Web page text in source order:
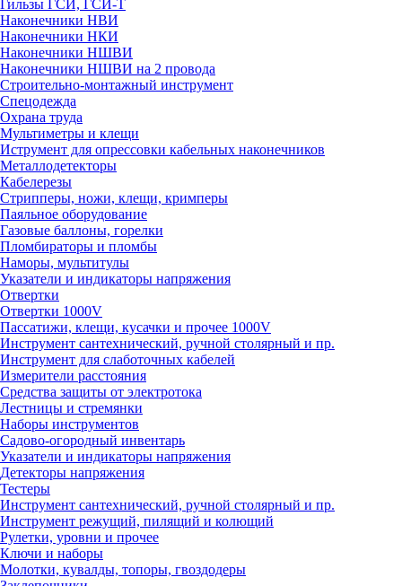
Гильзы ГСИ, ГСИ-Т
Наконечники НВИ
Наконечники НКИ
Наконечники НШВИ
Наконечники НШВИ на 2 провода
Строительно-монтажный инструмент
Спецодежда
Охрана труда
Мультиметры и клещи
Иструмент для опрессовки кабельных наконечников
Металлодетекторы
Кабелерезы
Стрипперы, ножи, клещи, кримперы
Паяльное оборудование
Газовые баллоны, горелки
Пломбираторы и пломбы
Наморы, мультитулы
Указатели и индикаторы напряжения
Отвертки
Отвертки 1000V
Пассатижи, клещи, кусачки и прочее 1000V
Инструмент сантехнический, ручной столярный и пр.
Инструмент для слаботочных кабелей
Измерители расстояния
Средства защиты от электротока
Лестницы и стремянки
Наборы инструментов
Садово-огородный инвентарь
Указатели и индикаторы напряжения
Детекторы напряжения
Тестеры
Инструмент сантехнический, ручной столярный и пр.
Инструмент режущий, пилящий и колющий
Рулетки, уровни и прочее
Ключи и наборы
Молотки, кувалды, топоры, гвоздодеры